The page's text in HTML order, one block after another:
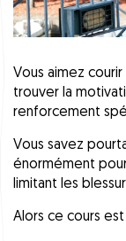
Vous aimez
trouver la
renforcement
Vous savez
énormément
limitant les
Alors ce cours